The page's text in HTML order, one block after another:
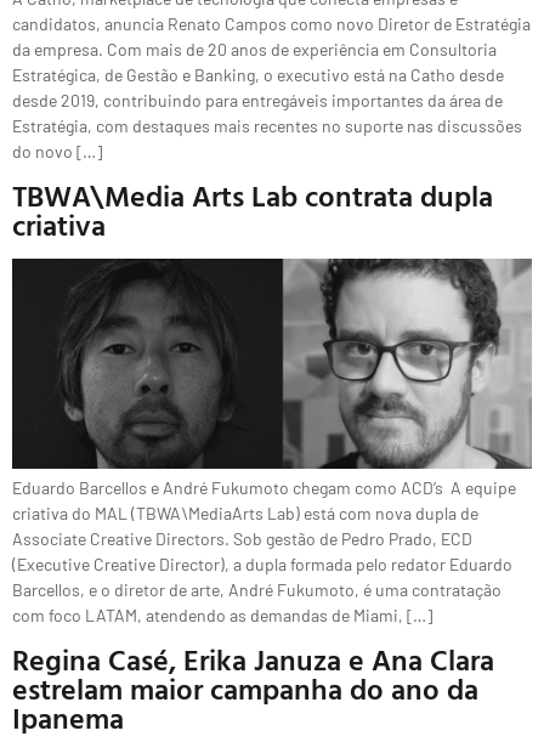
candidatos, anuncia Renato Campos como novo Diretor de Estratégia
da empresa. Com mais de 20 anos de experiência em Consultoria
Estratégica, de Gestão e Banking, o executivo está na Catho desde
desde 2019, contribuindo para entregáveis importantes da área de
Estratégia, com destaques mais recentes no suporte nas discussões
do novo […]
TBWA\Media Arts Lab contrata dupla
criativa
Eduardo Barcellos e André Fukumoto chegam como ACD’s A equipe
criativa do MAL (TBWA\MediaArts Lab) está com nova dupla de
Associate Creative Directors. Sob gestão de Pedro Prado, ECD
(Executive Creative Director), a dupla formada pelo redator Eduardo
Barcellos, e o diretor de arte, André Fukumoto, é uma contratação
com foco LATAM, atendendo as demandas de Miami, […]
Regina Casé, Erika Januza e Ana Clara
estrelam maior campanha do ano da
Ipanema